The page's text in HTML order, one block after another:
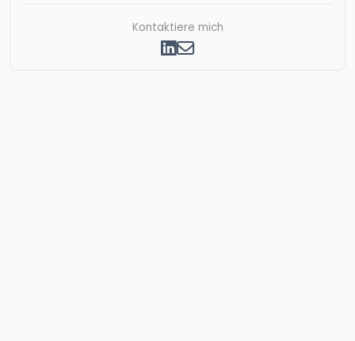
Kontaktiere mich